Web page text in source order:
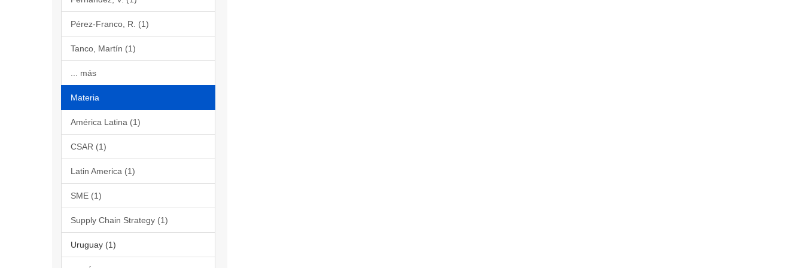
Pérez-Franco, R. (1)
Tanco, Martín (1)
... más
Materia
América Latina (1)
CSAR (1)
Latin America (1)
SME (1)
Supply Chain Strategy (1)
Uruguay (1)